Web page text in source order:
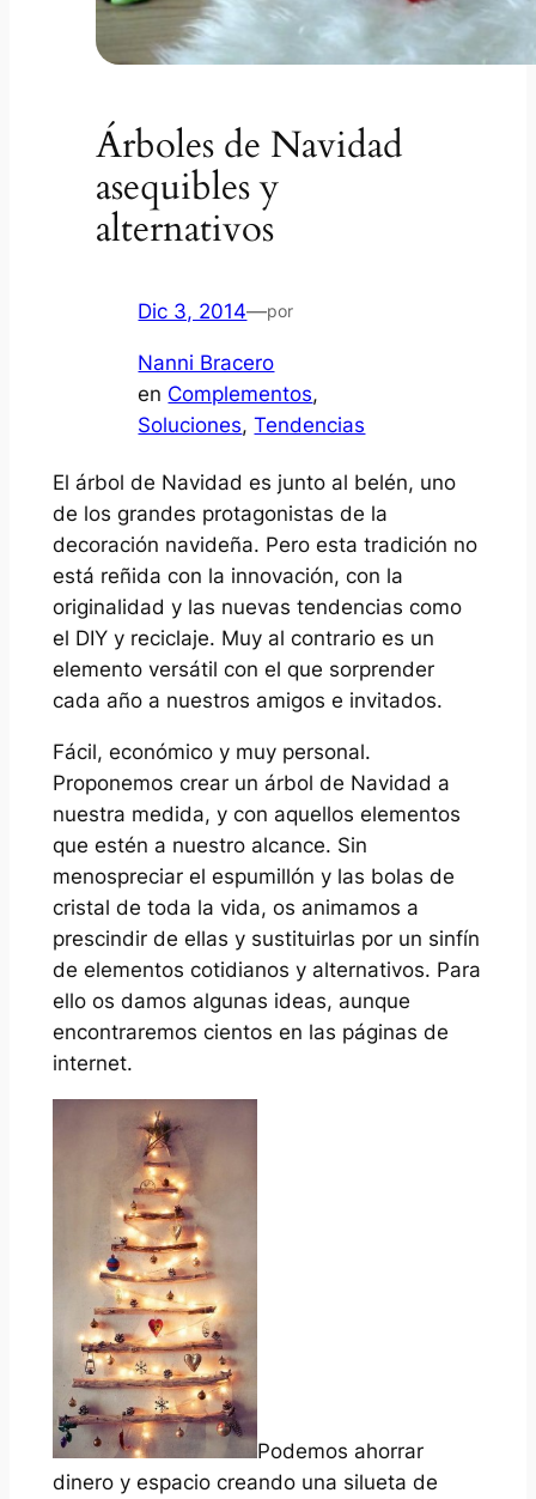
Árboles de Navidad
asequibles y
alternativos
Dic 3, 2014—por
Nanni Bracero
en Complementos
Soluciones, Tendencias
El árbol de Navidad es junto al belén, uno
de los grandes protagonistas de la
decoración navideña. Pero esta tradición no
está reñida con la innovación, con la
originalidad y las nuevas tendencias como
el DIY y reciclaje. Muy al contrario es un
elemento versátil con el que sorprender
cada año a nuestros amigos e invitados.
Fácil, económico y muy personal.
Proponemos crear un árbol de Navidad a
nuestra medida, y con aquellos elementos
que estén a nuestro alcance. Sin
menospreciar el espumillón y las bolas de
cristal de toda la vida, os animamos a
prescindir de ellas y sustituirlas por un sinfín
de elementos cotidianos y alternativos. Para
ello os damos algunas ideas, aunque
encontraremos cientos en las páginas de
internet.
Podemos ahorrar
dinero y espacio creando una silueta de